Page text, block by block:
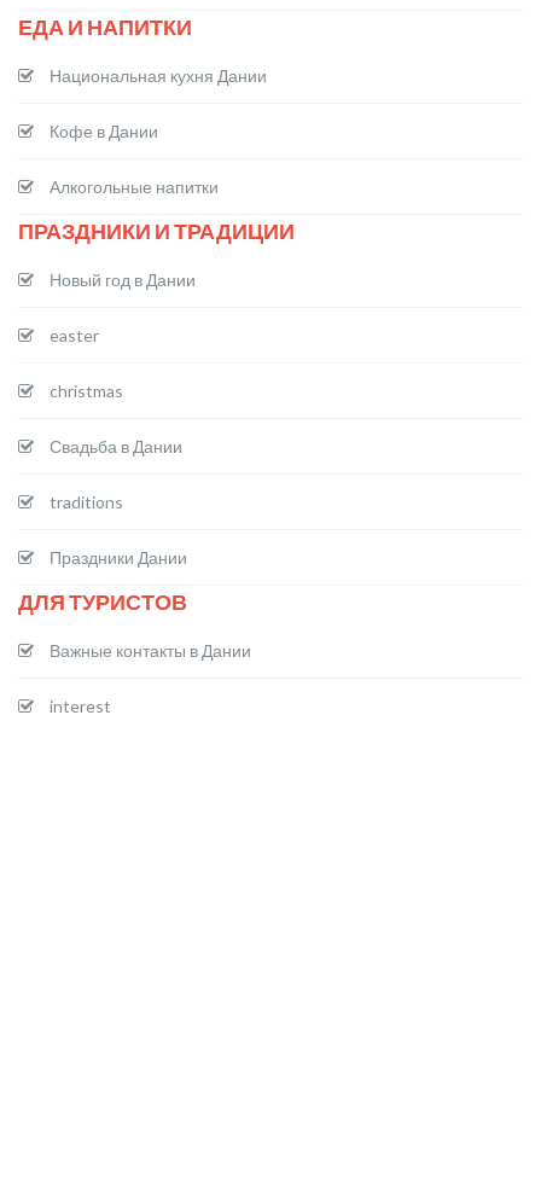
ЕДА И НАПИТКИ
Национальная кухня Дании
Кофе в Дании
Алкогольные напитки
ПРАЗДНИКИ И ТРАДИЦИИ
Новый год в Дании
easter
christmas
Свадьба в Дании
traditions
Праздники Дании
ДЛЯ ТУРИСТОВ
Важные контакты в Дании
interest